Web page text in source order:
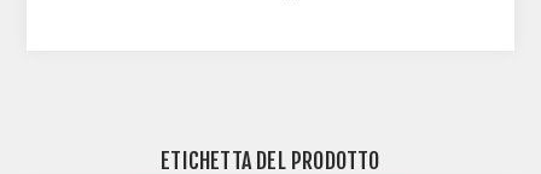
ETICHETTA DEL PRODOTTO